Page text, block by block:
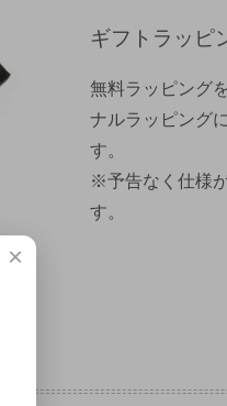
ギフトラッピ
無料ラッピング
ナルラッピング
す。
※予告なく仕様
す。
×